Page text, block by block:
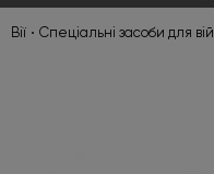
Вії Спеціальні засоби для вій